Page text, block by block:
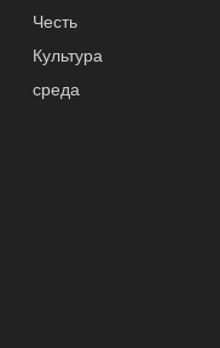
Честь
Культура
среда